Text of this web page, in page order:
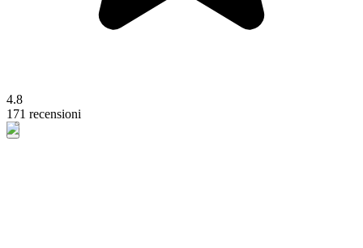
4.8
171 recensioni